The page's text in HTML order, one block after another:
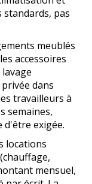
pas
meublés
accessoires
dans
travailleurs à
semaines,
d'être exigée.
locations
mensuel,